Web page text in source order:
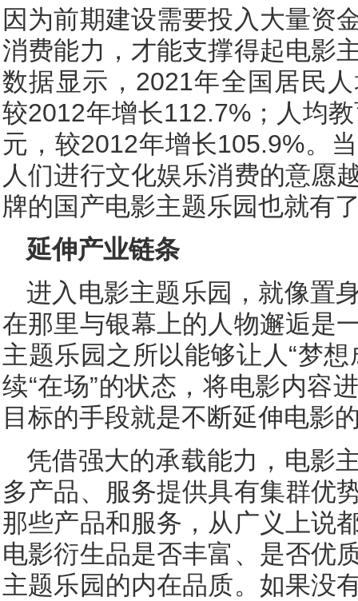
因为前期建设需要投入大量资
消费能力，才能支撑得起电影
数据显示，2021年全国居民
较2012年增长112.7%；人均
元，较2012年增长105.9%。
人们进行文化娱乐消费的意愿
牌的国产电影主题乐园也就有
延伸产业链条
进入电影主题乐园，就像置
在那里与银幕上的人物邂逅是
主题乐园之所以能够让人“梦
续“在场”的状态，将电影内容
目标的手段就是不断延伸电影
凭借强大的承载能力，电影
多产品、服务提供具有集群优
那些产品和服务，从广义上说
电影衍生品是否丰富、是否优
主题乐园的内在品质。如果没